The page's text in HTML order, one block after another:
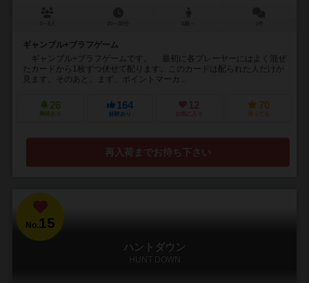
ギャンブル+ブラフゲーム
ギャンブル+ブラフゲームです。 最初に各プレーヤーにはよく混ぜ
たカードから1枚ずつ伏せて配ります。このカードは配られた人だけが
見ます。そのあと、まず、ポイントマーカ...
26
興味あり
164
経験あり
12
お気に入り
70
持ってる
再入荷までお待ち下さい
No.15
ハントダウン
HUNT DOWN